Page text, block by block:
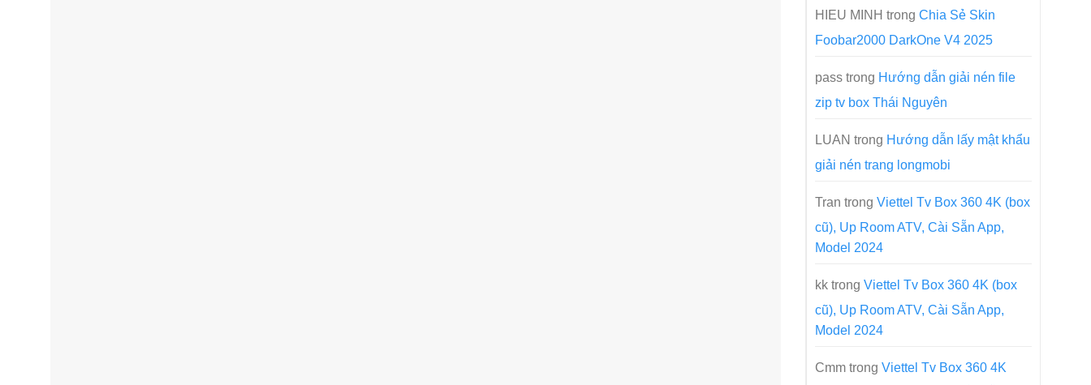
HIEU MINH trong Chia Sẻ Skin
Foobar2000 DarkOne V4 2025
pass trong Hướng dẫn giải nén file
zip tv box Thái Nguyên
LUAN trong Hướng dẫn lấy mật khẩu
giải nén trang longmobi
Tran trong Viettel Tv Box 360 4K (box
cũ), Up Room ATV, Cài Sẵn App,
Model 2024
kk trong Viettel Tv Box 360 4K (box
cũ), Up Room ATV, Cài Sẵn App,
Model 2024
Cmm trong Viettel Tv Box 360 4K